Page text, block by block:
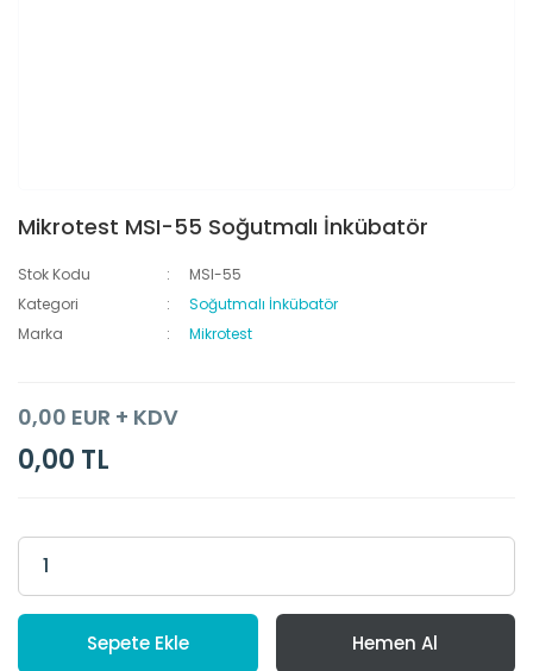
Mikrotest MSI-55 Soğutmalı İnkübatör
Stok Kodu
MSI-55
Kategori
Soğutmalı İnkübatör
Marka
Mikrotest
0,00 EUR + KDV
0,00 TL
Sepete Ekle Hemen Al